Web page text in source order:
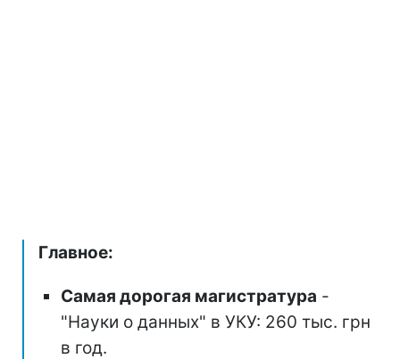
Главное:
Самая дорогая магистратура -
"Науки о данных" в УКУ: 260 тыс. грн
в год.